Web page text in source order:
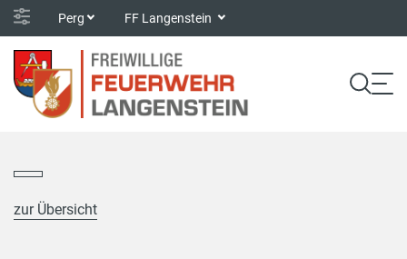
Perg FF Langenstein
zur Übersicht